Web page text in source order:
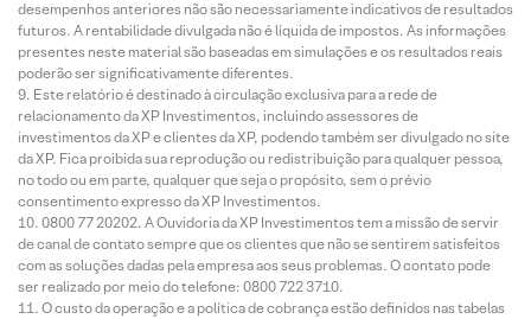
desempenhos anteriores não são necessariamente indicativos de resultados
futuros. A rentabilidade divulgada não é líquida de impostos. As informações
presentes neste material são baseadas em simulações e os resultados reais
poderão ser significativamente diferentes.
Este relatório é destinado à circulação exclusiva para a rede de
relacionamento da XP Investimentos, incluindo assessores de
investimentos da XP e clientes da XP, podendo também ser divulgado no site
da XP. Fica proibida sua reprodução ou redistribuição para qualquer pessoa,
no todo ou em parte, qualquer que seja o propósito, sem o prévio
consentimento expresso da XP Investimentos.
0800 77 20202. A Ouvidoria da XP Investimentos tem a missão de servir
de canal de contato sempre que os clientes que não se sentirem satisfeitos
com as soluções dadas pela empresa aos seus problemas. O contato pode
ser realizado por meio do telefone: 0800 722 3710.
O custo da operação e a política de cobrança estão definidos nas tabelas